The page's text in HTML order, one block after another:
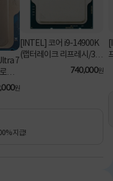
7
쿨원
[INTEL] 코어 i9-14900K
(랩터레이크 리프레시/3.2
GHz/36MB/쿨러 미포함)
740,000원
지급!